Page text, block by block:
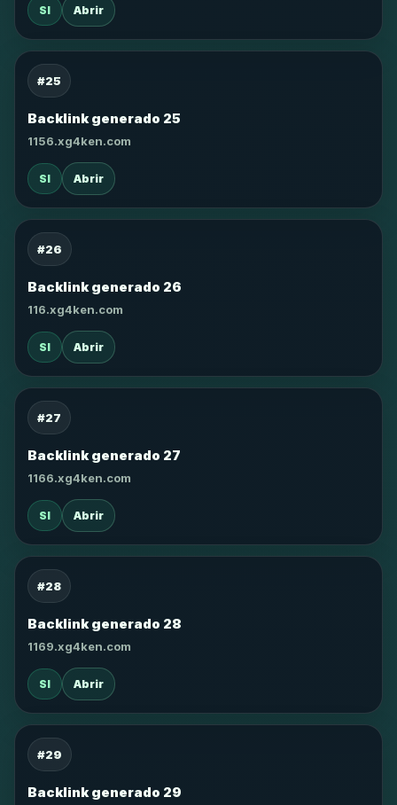
SI Abrir
#25
Backlink generado 25
1156.xg4ken.com
SI Abrir
#26
Backlink generado 26
116.xg4ken.com
SI Abrir
#27
Backlink generado 27
1166.xg4ken.com
SI Abrir
#28
Backlink generado 28
1169.xg4ken.com
SI Abrir
#29
Backlink generado 29